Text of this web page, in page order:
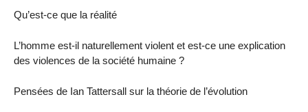
Qu’est-ce que la réalité
L’homme est-il naturellement violent et est-ce une explication
des violences de la société humaine ?
Pensées de Ian Tattersall sur la théorie de l’évolution